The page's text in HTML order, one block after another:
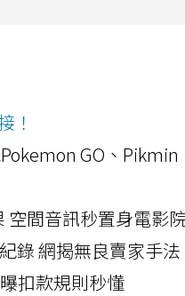
！
GO、Pikmin
空間音訊秒置身電影
錄 網揭無良賣家手法
扣款規則秒懂